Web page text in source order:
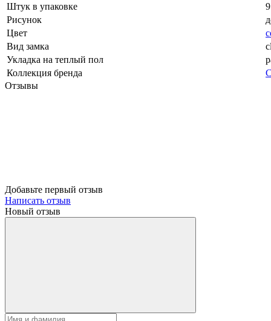
Штук в упаковке
9
Рисунок
Цвет
Вид замка
Укладка на теплый пол
Коллекция бренда
Отзывы
Добавьте первый отзыв
Написать отзыв
Новый отзыв